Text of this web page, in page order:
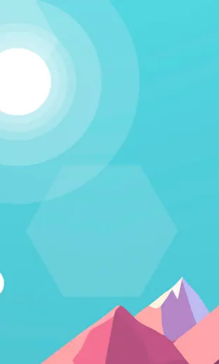
Kapcsolódj!
A Humania rendszerbe Google
belépni. Fontos számunkra, hogy létező
vegyenek a közösségünkben részt, és
csak úgy, tetszőleges e-mail címmel
Belépés Google fiókkal